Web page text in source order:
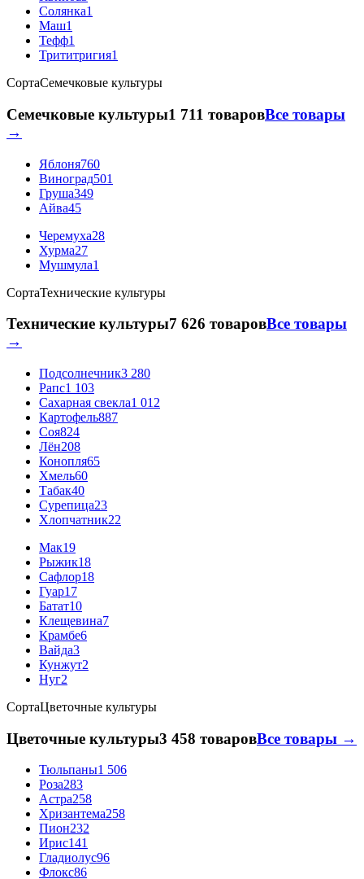
Солянка1
Маш1
Тефф1
Трититригия1
СортаСемечковые культуры
Семечковые культуры1 711 товаровВсе товары
→
Яблоня760
Виноград501
Груша349
Айва45
Черемуха28
Хурма27
Мушмула1
СортаТехнические культуры
Технические культуры7 626 товаровВсе товары
→
Подсолнечник3 280
Рапс1 103
Сахарная свекла1 012
Картофель887
Соя824
Лён208
Конопля65
Хмель60
Табак40
Сурепица23
Хлопчатник22
Мак19
Рыжик18
Сафлор18
Гуар17
Батат10
Клещевина7
Крамбе6
Вайда3
Кунжут2
Нуг2
СортаЦветочные культуры
Цветочные культуры3 458 товаровВсе товары →
Тюльпаны1 506
Роза283
Астра258
Хризантема258
Пион232
Ирис141
Гладиолус96
Флокс86